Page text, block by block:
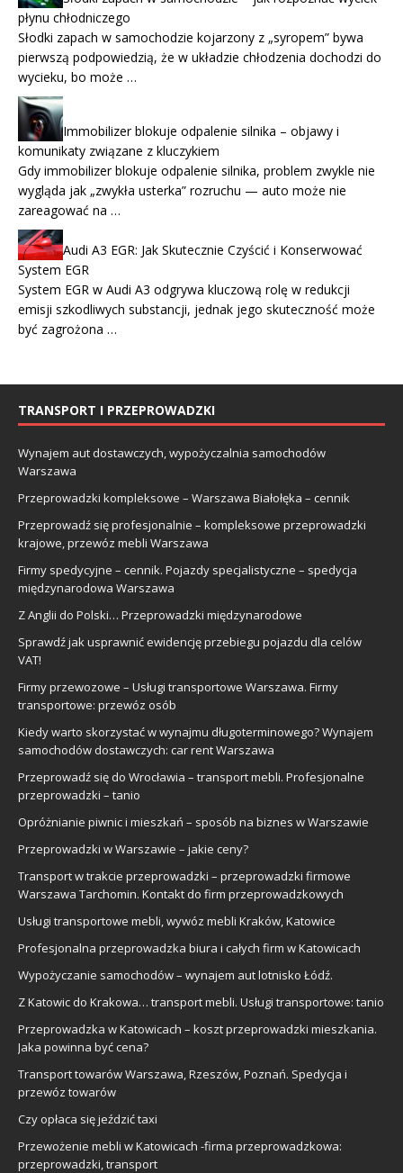
płynu chłodniczego
Słodki zapach w samochodzie kojarzony z „syropem” bywa
pierwszą podpowiedzią, że w układzie chłodzenia dochodzi do
wycieku, bo może …
Immobilizer blokuje odpalenie silnika – objawy i
komunikaty związane z kluczykiem
Gdy immobilizer blokuje odpalenie silnika, problem zwykle nie
wygląda jak „zwykła usterka” rozruchu — auto może nie
zareagować na …
Audi A3 EGR: Jak Skutecznie Czyścić i Konserwować
System EGR
System EGR w Audi A3 odgrywa kluczową rolę w redukcji
emisji szkodliwych substancji, jednak jego skuteczność może
być zagrożona …
TRANSPORT I PRZEPROWADZKI
Wynajem aut dostawczych, wypożyczalnia samochodów
Warszawa
Przeprowadzki kompleksowe – Warszawa Białołęka – cennik
Przeprowadź się profesjonalnie – kompleksowe przeprowadzki
krajowe, przewóz mebli Warszawa
Firmy spedycyjne – cennik. Pojazdy specjalistyczne – spedycja
międzynarodowa Warszawa
Z Anglii do Polski… Przeprowadzki międzynarodowe
Sprawdź jak usprawnić ewidencję przebiegu pojazdu dla celów
VAT!
Firmy przewozowe – Usługi transportowe Warszawa. Firmy
transportowe: przewóz osób
Kiedy warto skorzystać w wynajmu długoterminowego? Wynajem
samochodów dostawczych: car rent Warszawa
Przeprowadź się do Wrocławia – transport mebli. Profesjonalne
przeprowadzki – tanio
Opróżnianie piwnic i mieszkań – sposób na biznes w Warszawie
Przeprowadzki w Warszawie – jakie ceny?
Transport w trakcie przeprowadzki – przeprowadzki firmowe
Warszawa Tarchomin. Kontakt do firm przeprowadzkowych
Usługi transportowe mebli, wywóz mebli Kraków, Katowice
Profesjonalna przeprowadzka biura i całych firm w Katowicach
Wypożyczanie samochodów – wynajem aut lotnisko Łódź.
Z Katowic do Krakowa… transport mebli. Usługi transportowe: tanio
Przeprowadzka w Katowicach – koszt przeprowadzki mieszkania.
Jaka powinna być cena?
Transport towarów Warszawa, Rzeszów, Poznań. Spedycja i
przewóz towarów
Czy opłaca się jeździć taxi
Przewożenie mebli w Katowicach -firma przeprowadzkowa:
przeprowadzki, transport